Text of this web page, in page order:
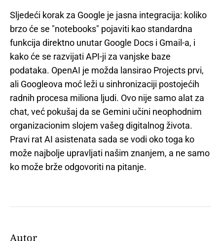
Sljedeći korak za Google je jasna integracija: koliko
brzo će se "notebooks" pojaviti kao standardna
funkcija direktno unutar Google Docs i Gmail-a, i
kako će se razvijati API-ji za vanjske baze
podataka. OpenAI je možda lansirao Projects prvi,
ali Googleova moć leži u sinhronizaciji postojećih
radnih procesa miliona ljudi. Ovo nije samo alat za
chat, već pokušaj da se Gemini učini neophodnim
organizacionim slojem vašeg digitalnog života.
Pravi rat AI asistenata sada se vodi oko toga ko
može najbolje upravljati našim znanjem, a ne samo
ko može brže odgovoriti na pitanje.
Autor